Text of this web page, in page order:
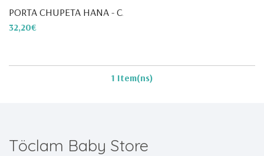
PORTA CHUPETA HANA - CAMBRASS
32,20€
1 Item(ns)
Töclam Baby Store